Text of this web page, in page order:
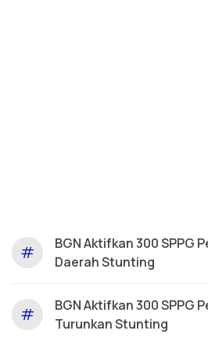
#
BGN Aktifkan 300 SPPG
Daerah Stunting
#
BGN Aktifkan 300 SPPG
Turunkan Stunting